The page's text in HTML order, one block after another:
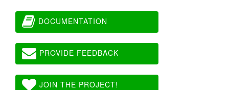
DOCUMENTATION
PROVIDE FEEDBACK
JOIN THE PROJECT!